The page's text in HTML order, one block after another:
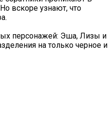
вскоре узнают, что
персонажей: Эша, Лизы и
на только черное и